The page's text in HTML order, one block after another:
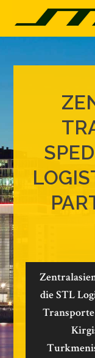
die STL
Transporte